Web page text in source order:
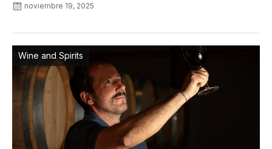
noviembre 19, 2025
Wine and Spirits